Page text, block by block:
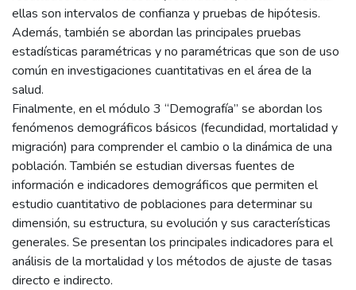
ellas son intervalos de confianza y pruebas de hipótesis.
Además, también se abordan las principales pruebas
estadísticas paramétricas y no paramétricas que son de uso
común en investigaciones cuantitativas en el área de la
salud.
Finalmente, en el módulo 3 “Demografía” se abordan los
fenómenos demográficos básicos (fecundidad, mortalidad y
migración) para comprender el cambio o la dinámica de una
población. También se estudian diversas fuentes de
información e indicadores demográficos que permiten el
estudio cuantitativo de poblaciones para determinar su
dimensión, su estructura, su evolución y sus características
generales. Se presentan los principales indicadores para el
análisis de la mortalidad y los métodos de ajuste de tasas
directo e indirecto.